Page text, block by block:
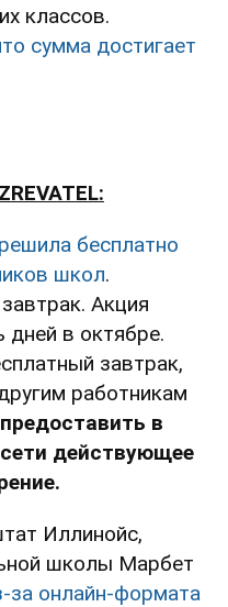
классов.
сумма достигает
решила бесплатно
школ.
Акция
дней в октябре.
завтрак,
работникам
в
действующее
Иллинойс,
школы Марбет
за онлайн-формата